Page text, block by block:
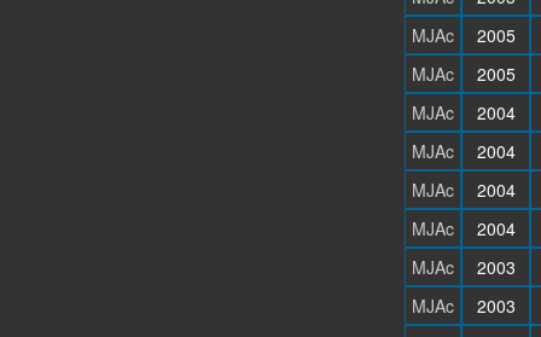
MJAc
2005
MJAc
2005
MJAc
2004
MJAc
2004
MJAc
2004
MJAc
2004
MJAc
2003
MJAc
2003